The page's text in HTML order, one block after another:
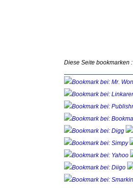
Diese Seite bookmarken :